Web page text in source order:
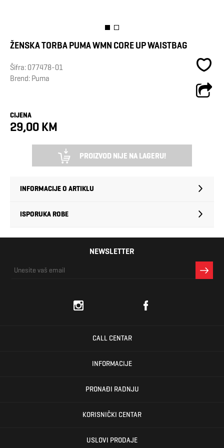
ŽENSKA TORBA PUMA WMN CORE UP WAISTBAG
Šifra: 077478-01
Brend: Puma
CIJENA
29,00 KM
PROIZVOD NIJE NA LAGERU!
INFORMACIJE O ARTIKLU
ISPORUKA ROBE
NEWSLETTER
CALL CENTAR
INFORMACIJE
PRONAĐI RADNJU
KORISNIČKI CENTAR
USLOVI PRODAJE